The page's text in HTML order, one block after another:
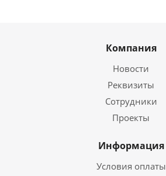
Компания
Новости
Реквизиты
Сотрудники
Проекты
Информация
Условия оплаты